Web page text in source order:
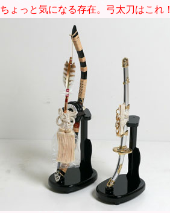
ちょっと気になる存在。弓太刀はこれ！